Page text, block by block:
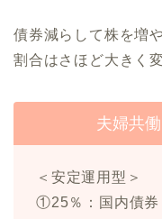
債券減らして株を増
割合はさほど大きく
夫婦共
＜安定運用型＞
①25％：国内債券